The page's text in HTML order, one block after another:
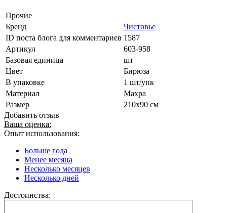
Прочие
Бренд
Чистовье
ID поста блога для комментариев 1587
Артикул
603-958
Базовая единица
шт
Цвет
Бирюза
В упаковке
1 шт/упк
Материал
Махра
Размер
210х90 см
Добавить отзыв
Ваша оценка:
Опыт использования:
Больше года
Менее месяца
Несколько месяцев
Несколько дней
Достоинства: